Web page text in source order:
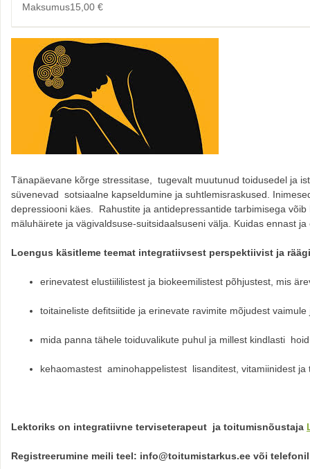
Maksumus15,00 €
Tänapäevane kõrge stressitase, tugevalt muutunud toidusedel ja
süvenevad sotsiaalne kapseldumine ja suhtlemisraskused.
depressiooni käes. Rahustite ja antidepressantide tarbimisega
mäluhäirete ja vägivaldsuse-suitsidaalsuseni välja. Kuidas ennast
Loengus käsitleme teemat integratiivsest perspektiivist ja r
erinevatest elustiililistest ja biokeemilistest põhjustest, mis
toitaineliste defitsiitide ja erinevate ravimite mõjudest vaimule
mida panna tähele toiduvalikute puhul ja millest kindlasti
kehaomastest aminohappelistest lisanditest, vitamiinidest
Lektoriks on integratiivne terviseterapeut ja toitumisnõustaja
Registreerumine meili teel: info@toitumistarkus.ee või telefonil